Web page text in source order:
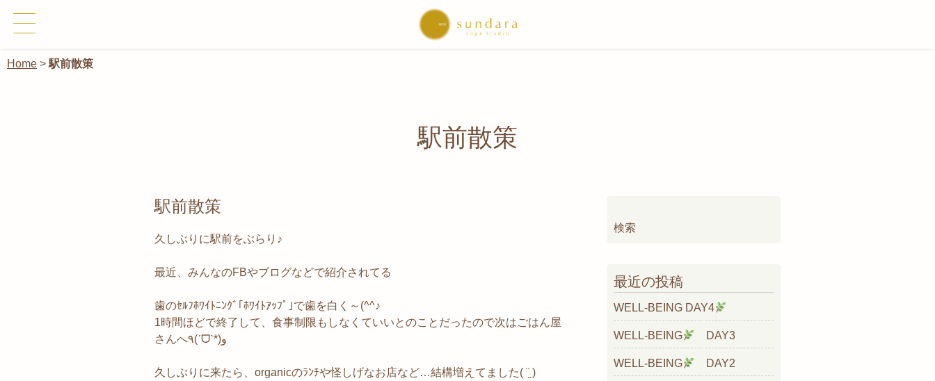
Home > 駅前散策
駅前散策
駅前散策
久しぶりに駅前をぶらり♪
最近、みんなのFBやブログなどで紹介されてる
歯のｾﾙﾌﾎﾜｲﾄﾆﾝｸﾞ｢ﾎﾜｲﾄｱｯﾌﾟ｣で歯を白く～(^^♪
1時間ほどで終了して、食事制限もしなくていいとのことだったので次はごはん屋
さんへ٩(ˊᗜˋ*)و
久しぶりに来たら、organicのﾗﾝﾁや怪しげなお店など…結構増えてました( ¨̮ )
索:
最近の投稿
WELL-BEING DAY4
WELL-BEING DAY3
WELL-BEING DAY2